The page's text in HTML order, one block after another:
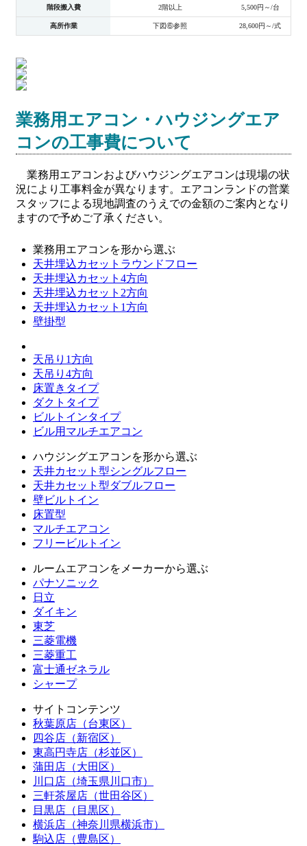
階段搬入費 2階以上 5,500円～/台
高所作業 下図⑥参照 28,600円～/式
業務用エアコン・ハウジングエア
コンの工事費について
業務用エアコンおよびハウジングエアコンは現場の状
況により工事料金が異なります。エアコンランドの営業
スタッフによる現地調査のうえでの金額のご案内となり
ますので予めご了承ください。
業務用エアコンを形から選ぶ
天井埋込カセットラウンドフロー
天井埋込カセット4方向
天井埋込カセット2方向
天井埋込カセット1方向
壁掛型
天吊り1方向
天吊り4方向
床置きタイプ
ダクトタイプ
ビルトインタイプ
ビル用マルチエアコン
ハウジングエアコンを形から選ぶ
天井カセット型シングルフロー
天井カセット型ダブルフロー
壁ビルトイン
床置型
マルチエアコン
フリービルトイン
ルームエアコンをメーカーから選ぶ
パナソニック
日立
ダイキン
東芝
三菱電機
三菱重工
富士通ゼネラル
シャープ
サイトコンテンツ
秋葉原店（台東区）
四谷店（新宿区）
東高円寺店（杉並区）
蒲田店（大田区）
川口店（埼玉県川口市）
三軒茶屋店（世田谷区）
目黒店（目黒区）
横浜店（神奈川県横浜市）
駒込店（豊島区）